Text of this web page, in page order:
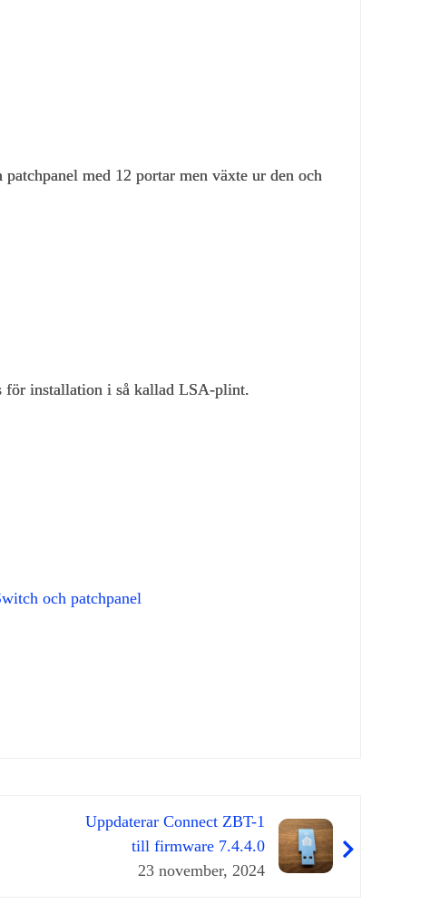
med 12 portar men växte ur den och
för installation i så kallad LSA-plint.
och patchpanel
Uppdaterar Connect ZBT-1
till firmware 7.4.4.0
23 november, 2024